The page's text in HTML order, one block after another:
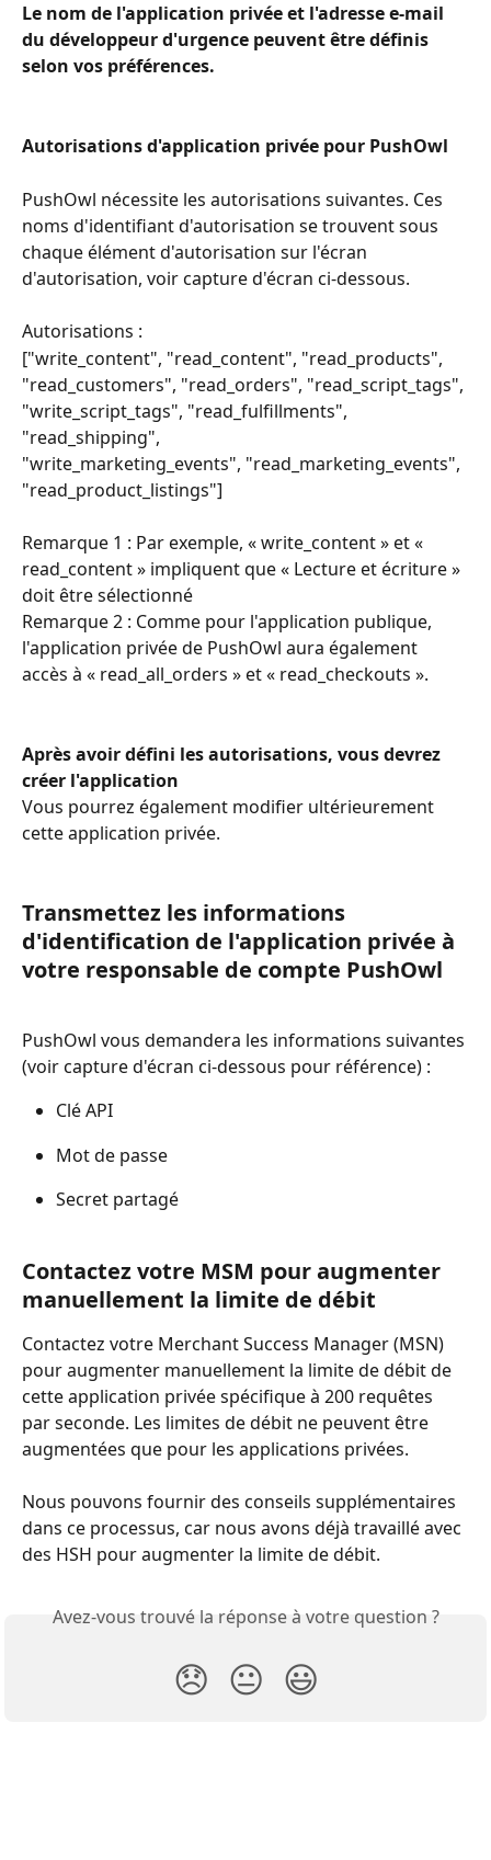
Le nom de l'application privée et l'adresse e-mail
du développeur d'urgence peuvent être définis
selon vos préférences.
Autorisations d'application privée pour PushOwl
PushOwl nécessite les autorisations suivantes. Ces
noms d'identifiant d'autorisation se trouvent sous
chaque élément d'autorisation sur l'écran
d'autorisation, voir capture d'écran ci-dessous.
Autorisations :
["write_content", "read_content", "read_products",
"read_customers", "read_orders", "read_script_tags",
"write_script_tags", "read_fulfillments",
"read_shipping",
"write_marketing_events", "read_marketing_events",
"read_product_listings"]
Remarque 1 : Par exemple, « write_content » et «
read_content » impliquent que « Lecture et écriture »
doit être sélectionné
Remarque 2 : Comme pour l'application publique,
l'application privée de PushOwl aura également
accès à « read_all_orders » et « read_checkouts ».
Après avoir défini les autorisations, vous devrez
créer l'application
Vous pourrez également modifier ultérieurement
cette application privée.
Transmettez les informations
d'identification de l'application privée à
votre responsable de compte PushOwl
PushOwl vous demandera les informations suivantes
(voir capture d'écran ci-dessous pour référence) :
Clé API
Mot de passe
Secret partagé
Contactez votre MSM pour augmenter
manuellement la limite de débit
Contactez votre Merchant Success Manager (MSN)
pour augmenter manuellement la limite de débit de
cette application privée spécifique à 200 requêtes
par seconde. Les limites de débit ne peuvent être
augmentées que pour les applications privées.
Nous pouvons fournir des conseils supplémentaires
dans ce processus, car nous avons déjà travaillé avec
des HSH pour augmenter la limite de débit.
Avez-vous trouvé la réponse à votre question ?
😞 😐 😃